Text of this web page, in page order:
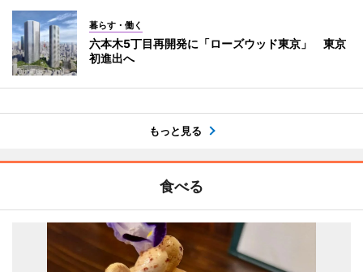
暮らす・働く
六本木5丁目再開発に「ローズウッド東京」 東京
初進出へ
もっと見る
食べる